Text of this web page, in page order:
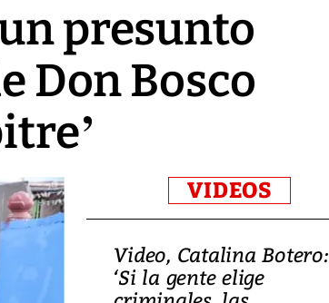
presunto
Don Bosco
VIDEOS
Video, Catalina Botero:
‘Si la gente elige